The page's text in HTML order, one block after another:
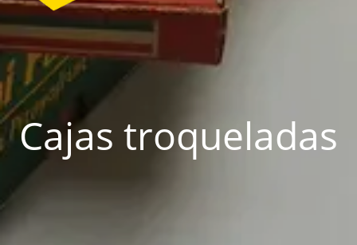
Cajas troqueladas